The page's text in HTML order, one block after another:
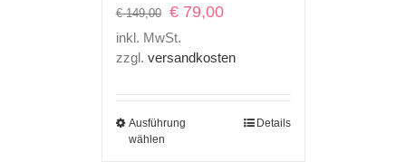
€149,00
Ursprünglicher
€79,00Aktueller
inkl. MwSt.
zzgl. versandkosten
Ausführung
wählen
Details